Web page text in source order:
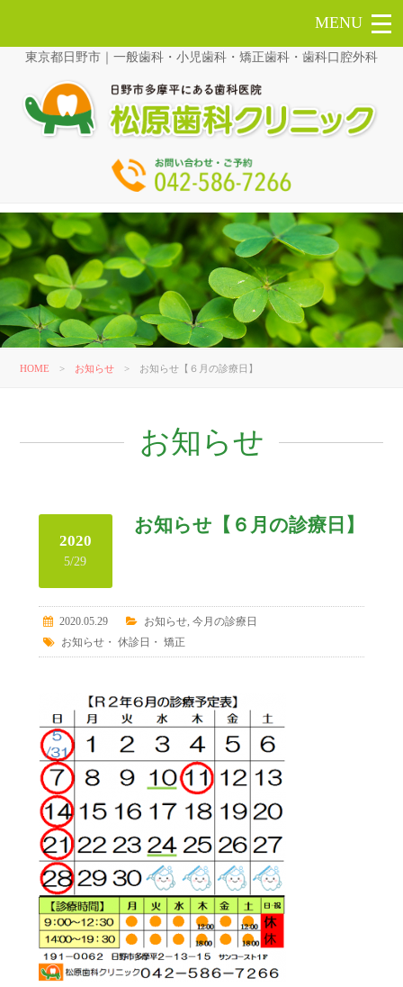
東京都日野市｜一般歯科・小児歯科・矯正歯科・歯科口腔外科
HOME > お知らせ > お知らせ【６月の診療日】
お知らせ
2020
5/29
お知らせ【６月の診療日】
2020.05.29 お知らせ, 今月の診療日
お知らせ・ 休診日 ・ 矯正